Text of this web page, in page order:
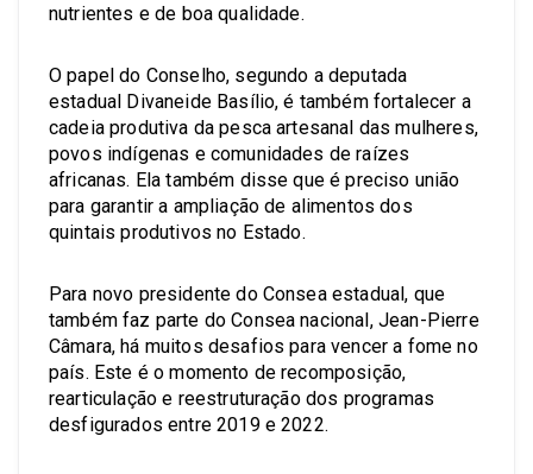
nutrientes e de boa qualidade.
O papel do Conselho, segundo a deputada
estadual Divaneide Basílio, é também fortalecer a
cadeia produtiva da pesca artesanal das mulheres,
povos indígenas e comunidades de raízes
africanas. Ela também disse que é preciso união
para garantir a ampliação de alimentos dos
quintais produtivos no Estado.
Para novo presidente do Consea estadual, que
também faz parte do Consea nacional, Jean-Pierre
Câmara, há muitos desafios para vencer a fome no
país. Este é o momento de recomposição,
rearticulação e reestruturação dos programas
desfigurados entre 2019 e 2022.